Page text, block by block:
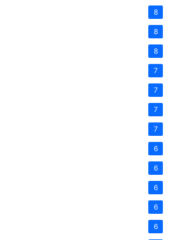
8
8
8
7
7
7
7
6
6
6
6
6